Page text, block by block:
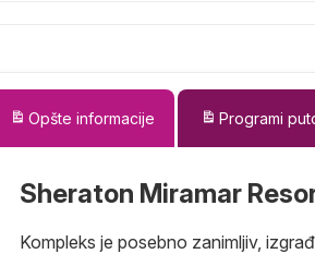
Opšte informacije Programi
Sheraton Miramar
Kompleks je posebno zanimljiv,